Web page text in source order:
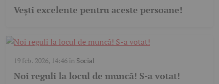
Vești excelente pentru aceste persoane!
19 feb. 2026, 14:46în Social
Noi reguli la locul de muncă! S-a votat!